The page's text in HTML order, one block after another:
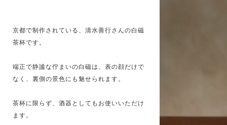
京都で制作されている、清水善行さんの白磁
茶杯です。
端正で静謐な佇まいの白磁は、表の顔だけで
なく、裏側の景色にも魅せられます。
茶杯に限らず、酒器としてもお使いいただけ
ます。